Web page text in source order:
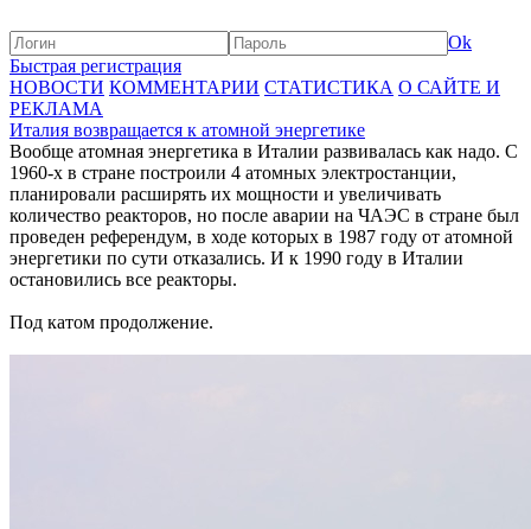
Ok
Быстрая регистрация
НОВОСТИ КОММЕНТАРИИ СТАТИСТИКА О САЙТЕ И
РЕКЛАМА
Италия возвращается к атомной энергетике
Вообще атомная энергетика в Италии развивалась как надо. С
1960-х в стране построили 4 атомных электростанции,
планировали расширять их мощности и увеличивать
количество реакторов, но после аварии на ЧАЭС в стране был
проведен референдум, в ходе которых в 1987 году от атомной
энергетики по сути отказались. И к 1990 году в Италии
остановились все реакторы.
Под катом продолжение.